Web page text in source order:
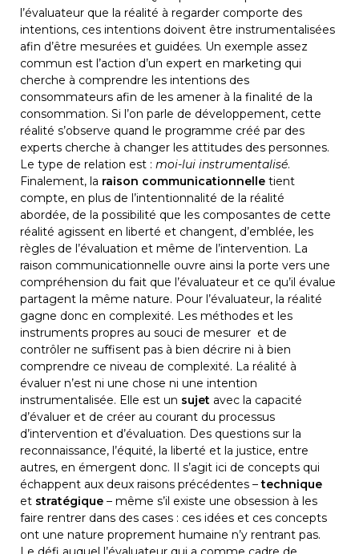
l’évaluateur que la réalité à regarder comporte des
intentions, ces intentions doivent être instrumentalisées
afin d’être mesurées et guidées. Un exemple assez
commun est l’action d’un expert en marketing qui
cherche à comprendre les intentions des
consommateurs afin de les amener à la finalité de la
consommation. Si l’on parle de développement, cette
réalité s’observe quand le programme créé par des
experts cherche à changer les attitudes des personnes.
Le type de relation est : moi-lui instrumentalisé.
Finalement, la raison communicationnelle tient
compte, en plus de l’intentionnalité de la réalité
abordée, de la possibilité que les composantes de cette
réalité agissent en liberté et changent, d’emblée, les
règles de l’évaluation et même de l’intervention. La
raison communicationnelle ouvre ainsi la porte vers une
compréhension du fait que l’évaluateur et ce qu’il évalue
partagent la même nature. Pour l’évaluateur, la réalité
gagne donc en complexité. Les méthodes et les
instruments propres au souci de mesurer  et de
contrôler ne suffisent pas à bien décrire ni à bien
comprendre ce niveau de complexité. La réalité à
évaluer n’est ni une chose ni une intention
instrumentalisée. Elle est un sujet avec la capacité
d’évaluer et de créer au courant du processus
d’intervention et d’évaluation. Des questions sur la
reconnaissance, l’équité, la liberté et la justice, entre
autres, en émergent donc. Il s’agit ici de concepts qui
échappent aux deux raisons précédentes – technique
et stratégique – même s’il existe une obsession à les
faire rentrer dans des cases : ces idées et ces concepts
ont une nature proprement humaine n’y rentrant pas.